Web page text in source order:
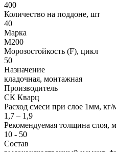
400
Количество на поддоне, шт
40
Марка
М200
Морозостойкость (F), цикл
50
Назначение
кладочная, монтажная
Производитель
СК Кварц
Расход смеси при слое 1мм, кг/
1,7 – 1,9
Рекомендуемая толщина слоя,
10 - 50
Состав